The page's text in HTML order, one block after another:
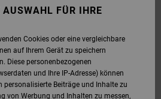
FÜR IHRE
Cookies oder eine vergleichbare
auf Ihrem Gerät zu speichern
Diese personenbezogenen
und Ihre IP-Adresse) können
personalisierte Beiträge und Inhalte zu
von Werbung und Inhalten zu messen,